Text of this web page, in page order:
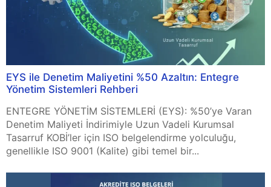
EYS ile Denetim Maliyetini %50 Azaltın: Entegre
Yönetim Sistemleri Rehberi
ENTEGRE YÖNETİM SİSTEMLERİ (EYS): %50’ye Varan
Denetim Maliyeti İndirimiyle Uzun Vadeli Kurumsal
Tasarruf KOBİ’ler için ISO belgelendirme yolculuğu,
genellikle ISO 9001 (Kalite) gibi temel bir...